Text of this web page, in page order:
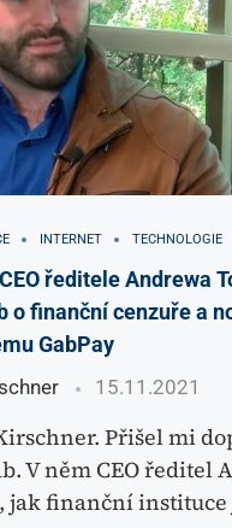
INTERNET TECHNOLOGIE
ředitele Andrewa
o finanční cenzuře a
GabPay
15.11.2021
Přišel mi
V něm CEO ředitel
jak finanční instituce